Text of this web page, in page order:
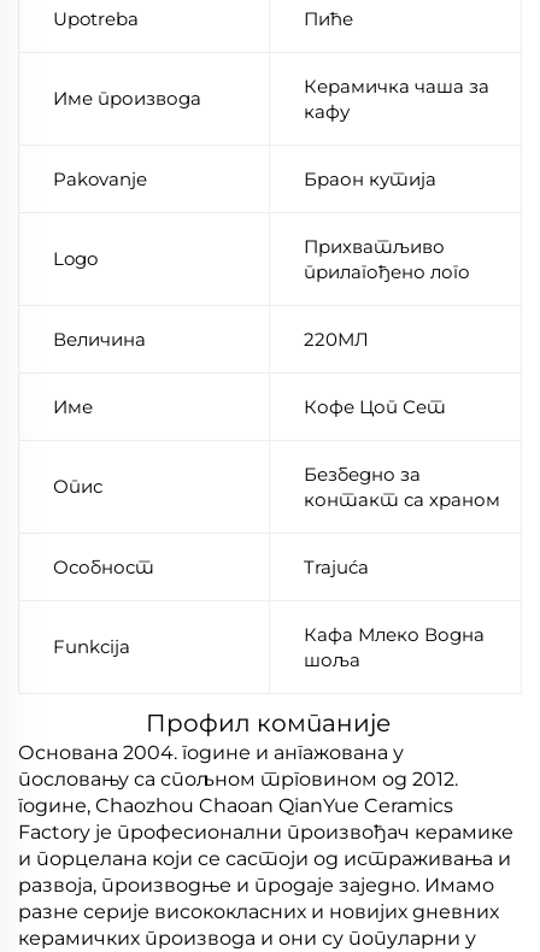
Upotreba Пиће
Име производа
Керамичка чаша за
кафу
Pakovanje Браон кутија
Logo
Прихватљиво
прилагођено лого
Величина 220МЛ
Име Кофе Цоп Сет
Опис
Безбедно за
контакт са храном
Особност Trajuća
Funkcija
Кафа Млеко Водна
шоља
Профил компаније
Основана 2004. године и ангажована у
пословању са спољном трговином од 2012.
године, Chaozhou Chaoan QianYue Ceramics
Factory је професионални произвођач керамике
и порцелана који се састоји од истраживања и
развоја, производње и продаје заједно. Имамо
разне серије висококласних и новијих дневних
керамичких производа и они су популарни у